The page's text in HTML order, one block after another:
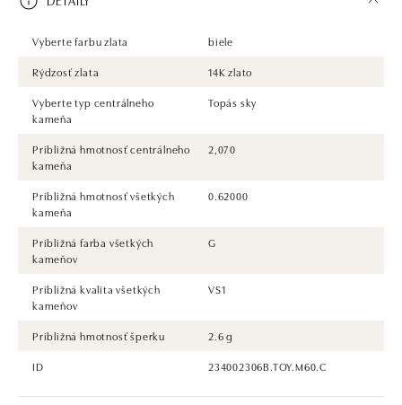
Vyberte farbu zlata
biele
Rýdzosť zlata
14K zlato
Vyberte typ centrálneho
kameňa
Topás sky
Približná hmotnosť centrálneho
kameňa
2,070
Približná hmotnosť všetkých
kameňa
0.62000
Približná farba všetkých
kameňov
G
Približná kvalita všetkých
kameňov
VS1
Približná hmotnosť šperku
2.6 g
ID
234002306B.TOY.M60.C